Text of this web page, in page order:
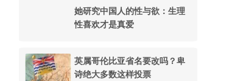
她研究中国人的性与欲：生理
性喜欢才是真爱
英属哥伦比亚省名要改吗？卑
诗绝大多数这样投票